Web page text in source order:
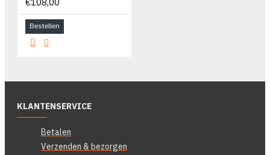
€108,00
Bestellen
KLANTENSERVICE
Betalen
Verzenden & bezorgen